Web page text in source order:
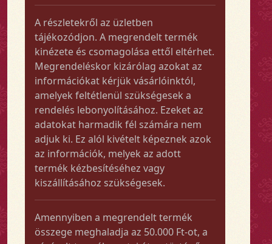
A részletekről az üzletben
tájékozódjon. A megrendelt termék
kinézete és csomagolása ettől eltérhet.
Megrendeléskor kizárólag azokat az
információkat kérjük vásárlóinktól,
amelyek feltétlenül szükségesek a
rendelés lebonyolításához. Ezeket az
adatokat harmadik fél számára nem
adjuk ki. Ez alól kivételt képeznek azok
az információk, melyek az adott
termék kézbesítéséhez vagy
kiszállításához szükségesek.
Amennyiben a megrendelt termék
összege meghaladja az 50.000 Ft-ot, a